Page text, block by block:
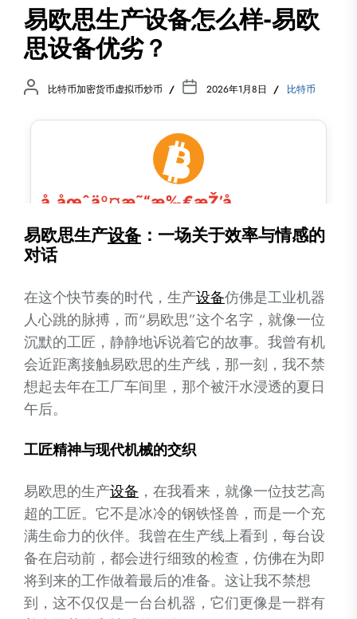
易欧思生产设备怎么样-易欧
思设备优劣？
比特币加密货币虚拟币炒币 2026年1月8日 比特币
易欧思生产设备 ：一场关于效率与情感的
对话
在这个快节奏的时代，生产设备仿佛是工业机器
人心跳的脉搏，而“易欧思”这个名字，就像一位
沉默的工匠，静静地诉说着它的故事。我曾有机
会近距离接触易欧思的生产线，那一刻，我不禁
想起去年在工厂车间里，那个被汗水浸透的夏日
午后。
工匠精神与现代机械的交织
易欧思的生产设备 ，在我看来，就像一位技艺高
超的工匠。它不是冰冷的钢铁怪兽，而是一个充
满生命力的伙伴。我曾在生产线上看到，每台设
备在启动前，都会进行细致的检查，仿佛在为即
将到来的工作做着最后的准备。这让我不禁想
到，这不仅仅是一台台机器，它们更像是一群有